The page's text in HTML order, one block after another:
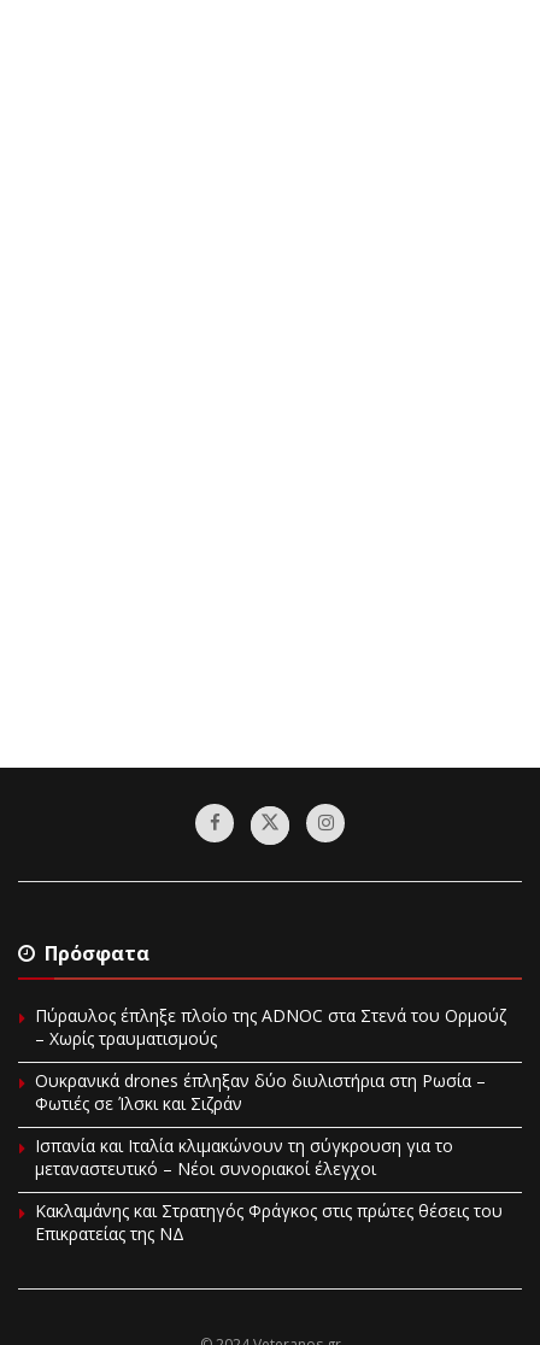
Πρόσφατα
Πύραυλος έπληξε πλοίο της ADNOC στα Στενά του Ορμούζ
– Χωρίς τραυματισμούς
Ουκρανικά drones έπληξαν δύο διυλιστήρια στη Ρωσία –
Φωτιές σε Ίλσκι και Σιζράν
Ισπανία και Ιταλία κλιμακώνουν τη σύγκρουση για το
μεταναστευτικό – Νέοι συνοριακοί έλεγχοι
Κακλαμάνης και Στρατηγός Φράγκος στις πρώτες θέσεις του
Επικρατείας της ΝΔ